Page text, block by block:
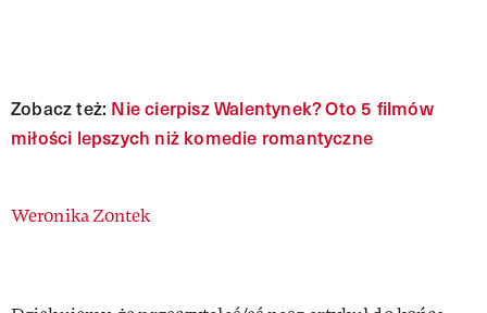
Zobacz też: Nie cierpisz Walentynek? Oto 5 filmów
miłości lepszych niż komedie romantyczne
Authors
Weronika Zontek